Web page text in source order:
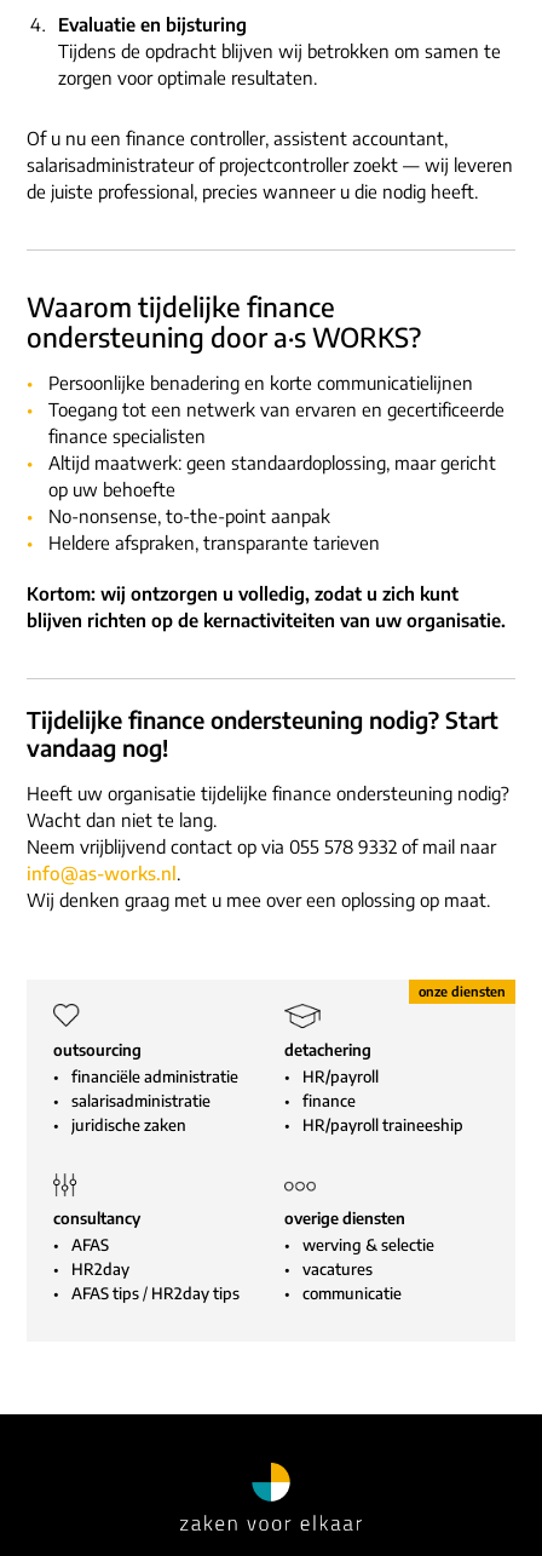
Evaluatie en bijsturing
Tijdens de opdracht blijven wij betrokken om samen te
zorgen voor optimale resultaten.
Of u nu een finance controller, assistent accountant,
salarisadministrateur of projectcontroller zoekt — wij leveren
de juiste professional, precies wanneer u die nodig heeft.
Waarom tijdelijke finance
ondersteuning door a·s WORKS?
Persoonlijke benadering en korte communicatielijnen
Toegang tot een netwerk van ervaren en gecertificeerde
finance specialisten
Altijd maatwerk: geen standaardoplossing, maar gericht
op uw behoefte
No-nonsense, to-the-point aanpak
Heldere afspraken, transparante tarieven
Kortom: wij ontzorgen u volledig, zodat u zich kunt
blijven richten op de kernactiviteiten van uw organisatie.
Tijdelijke finance ondersteuning nodig? Start
vandaag nog!
Heeft uw organisatie tijdelijke finance ondersteuning nodig?
Wacht dan niet te lang.
Neem vrijblijvend contact op via 055 578 9332 of mail naar
info@as-works.nl.
Wij denken graag met u mee over een oplossing op maat.
outsourcing
financiële administratie
salarisadministratie
juridische zaken
detachering
HR/payroll
finance
HR/payroll traineeship
consultancy
AFAS
HR2day
AFAS tips/ HR2day tips
overige diensten
werving & selectie
vacatures
communicatie